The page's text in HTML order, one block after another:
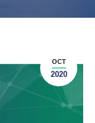
OCT
2020